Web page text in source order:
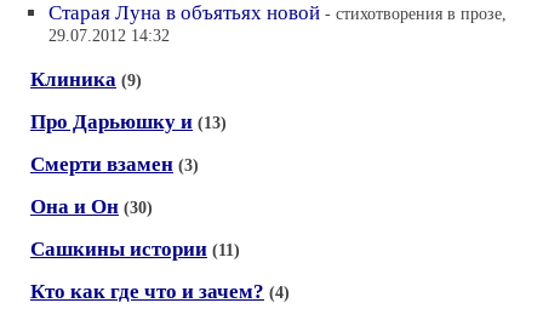
Старая Луна в объятьях новой - стихотворения в прозе,
29.07.2012 14:32
Клиника (9)
Про Дарьюшку и (13)
Смерти взамен (3)
Она и Он (30)
Сашкины истории (11)
Кто как где что и зачем? (4)